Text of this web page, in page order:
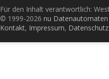
Für den Inhalt verantwortlich:
© 1999-2026 nu
Kontakt, Impressum, Datenschutz